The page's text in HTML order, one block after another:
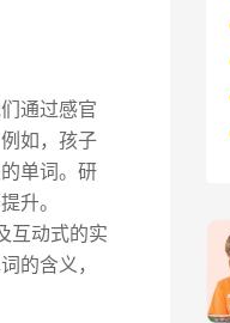
通过感官
如，孩子
单词。研
升。
互动式的实
的含义，